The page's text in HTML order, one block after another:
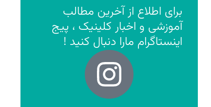
برای اطلاع از آخرین مطالب
آموزشی و اخبار کلینیک ، پیج
اینستاگرام مارا دنبال کنید !